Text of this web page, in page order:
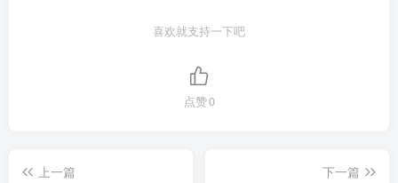
喜欢就支持一下吧
点赞0
上一篇
下一篇